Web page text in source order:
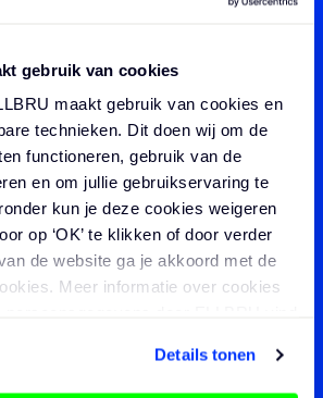
gebruik van cookies
maakt gebruik van cookies en
technieken. Dit doen wij om de
functioneren, gebruik van de
en om jullie gebruikservaring te
kun je deze cookies weigeren
op ‘OK’ te klikken of door verder
de website ga je akkoord met de
Meer informatie over cookies
Details tonen
*
of vraag*